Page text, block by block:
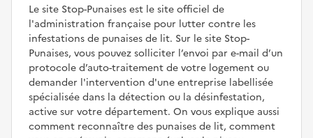
Le site Stop-Punaises est le site officiel de
l'administration française pour lutter contre les
infestations de punaises de lit. Sur le site Stop-
Punaises, vous pouvez solliciter l’envoi par e-mail d’un
protocole d’auto-traitement de votre logement ou
demander l'intervention d'une entreprise labellisée
spécialisée dans la détection ou la désinfestation,
active sur votre département. On vous explique aussi
comment reconnaître des punaises de lit, comment